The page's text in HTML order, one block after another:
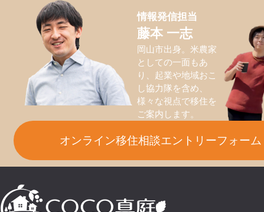
情報発信担当
藤本 一志
岡山市出身。米農家
としての一面もあ
り、起業や地域おこ
し協力隊を含め、
様々な視点で移住を
ご案内します。
オンライン移住相談エントリーフォーム